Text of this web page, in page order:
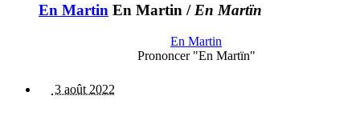
En Martin En Martin / En Martïn
En Martin
Prononcer "En Martïn"
3 août 2022